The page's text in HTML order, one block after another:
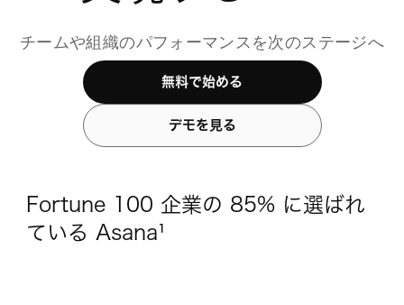
チームや組織のパフォーマンスを次のステージへ
無料で始める
デモを見る
Fortune 100 企業の 85% に選ばれ
ている Asana¹